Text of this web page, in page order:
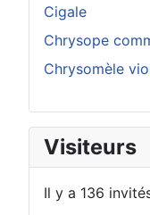
Cigale
Chrysope
Chrysomèle
Visiteurs
Il y a 136